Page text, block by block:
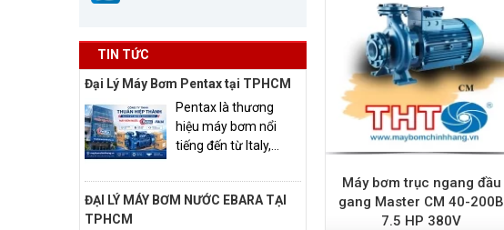
TIN TỨC
Đại Lý Máy Bơm Pentax tại TPHCM
Pentax là thương
hiệu máy bơm nổi
tiếng đến từ Italy,...
ĐẠI LÝ MÁY BƠM NƯỚC EBARA TẠI
TPHCM
Máy bơm trục ngang đầu
gang Master CM 40-200B
7.5 HP 380V